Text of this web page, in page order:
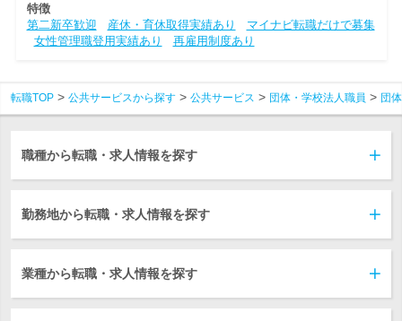
特徴
第二新卒歓迎
産休・育休取得実績あり
マイナビ転職だけで募集
女性管理職登用実績あり
再雇用制度あり
転職TOP 公共サービスから探す 公共サービス 団体・学校法人職員 団
職種から転職・求人情報を探す
勤務地から転職・求人情報を探す
業種から転職・求人情報を探す